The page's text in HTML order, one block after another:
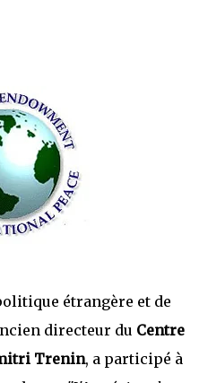
étrangère et de
directeur du Centre
Trenin, a participé à